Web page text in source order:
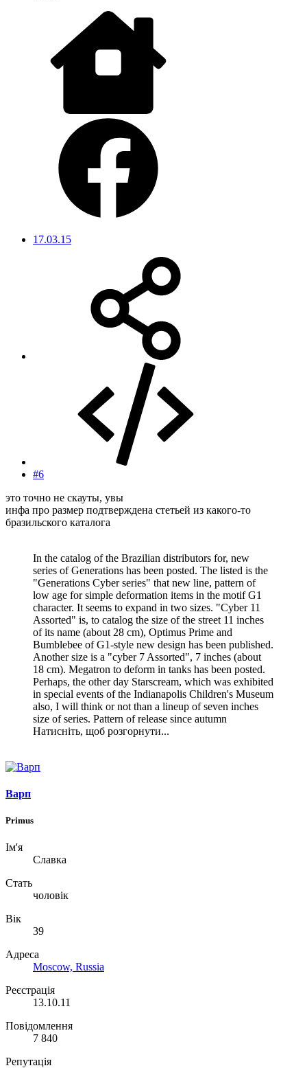
17.03.15
#6
это точно не скауты, увы
инфа про размер подтверждена стетьей из какого-то
бразильского каталога
In the catalog of the Brazilian distributors for, new
series of Generations has been posted. The listed is the
"Generations Cyber ​​series" that new line, pattern of
low age for simple deformation items in the motif G1
character. It seems to expand in two sizes. "Cyber ​​11
Assorted" is, to catalog the size of the street 11 inches
of its name (about 28 cm), Optimus Prime and
Bumblebee of G1-style new design has been published.
Another size is a "cyber 7 Assorted", 7 inches (about
18 cm). Megatron to deform in tanks has been posted.
Perhaps, the other day Starscream, which was exhibited
in special events of the Indianapolis Children's Museum
also, I will think or not than a lineup of seven inches
size of series. Pattern of release since autumn
Натисніть, щоб розгорнути...
Варп
Primus
Ім'я
Славка
Стать
чоловік
Вік
39
Адреса
Moscow, Russia
Реєстрація
13.10.11
Повідомлення
7 840
Репутація